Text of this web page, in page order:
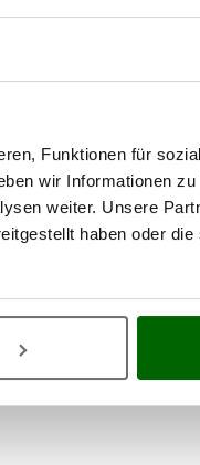
Funktionen für
wir Informationen
weiter. Unsere
haben oder
einestabile und robuste
sich besonders für
Ermüdung. Das
Übertragung erhöht die
in Kombination mit
macht diese Modelle
oder